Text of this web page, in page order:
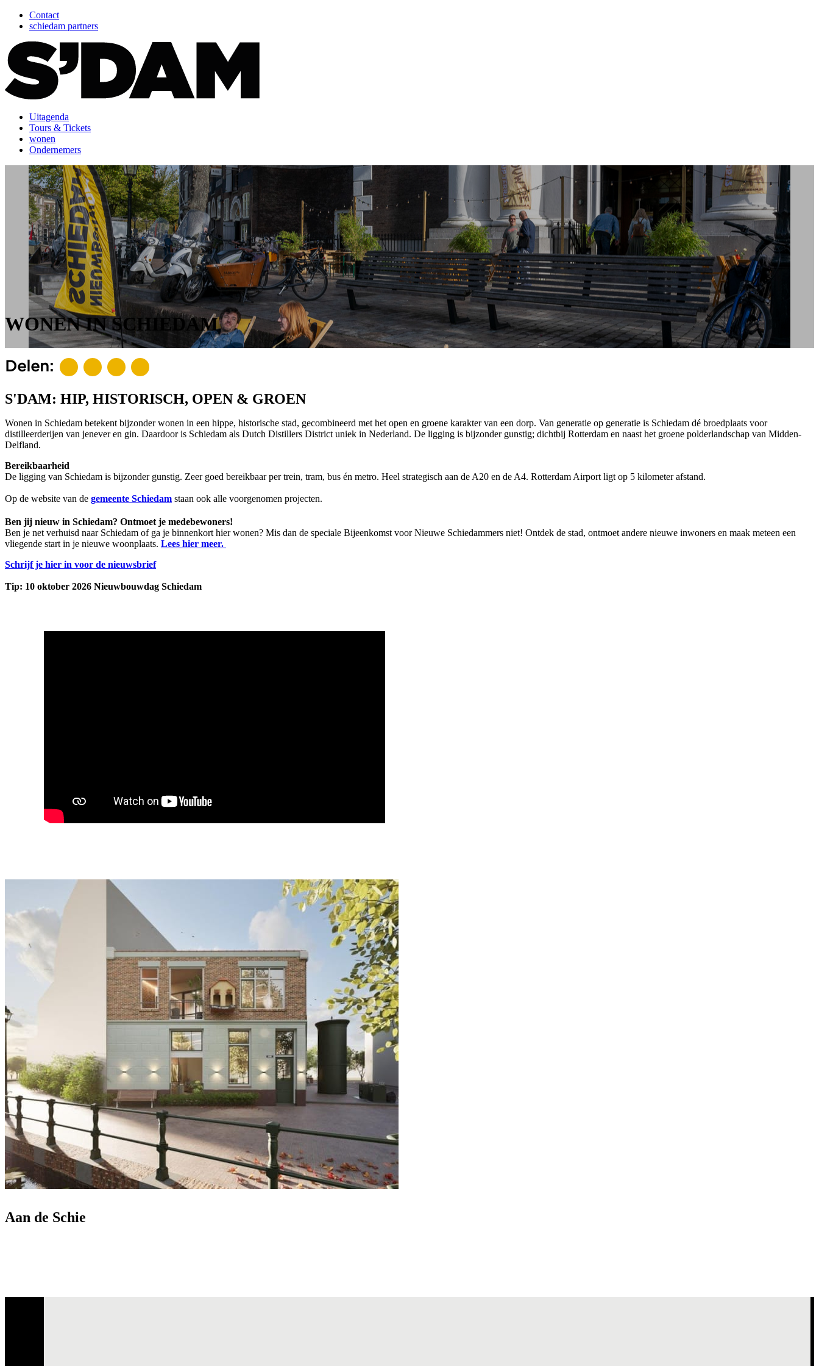
Contact
schiedam partners
Uitagenda
Tours & Tickets
wonen
Ondernemers
WONEN IN SCHIEDAM
Delen:
S'DAM: HIP, HISTORISCH, OPEN & GROEN
Wonen in Schiedam betekent bijzonder wonen in een hippe, historische stad, gecombineerd met het open en groene karakter van een dorp. Van generatie op generatie is Schiedam dé broedplaats voor
distilleerderijen van jenever en gin. Daardoor is Schiedam als Dutch Distillers District uniek in Nederland. De ligging is bijzonder gunstig; dichtbij Rotterdam en naast het groene polderlandschap van Midden-
Delfland.
Bereikbaarheid
De ligging van Schiedam is bijzonder gunstig. Zeer goed bereikbaar per trein, tram, bus én metro. Heel strategisch aan de A20 en de A4. Rotterdam Airport ligt op 5 kilometer afstand.
Op de website van de gemeente Schiedam staan ook alle voorgenomen projecten.
Ben jij nieuw in Schiedam? Ontmoet je medebewoners!
Ben je net verhuisd naar Schiedam of ga je binnenkort hier wonen? Mis dan de speciale Bijeenkomst voor Nieuwe Schiedammers niet! Ontdek de stad, ontmoet andere nieuwe inwoners en maak meteen een
vliegende start in je nieuwe woonplaats. Lees hier meer.
Schrijf je hier in voor de nieuwsbrief
Tip: 10 oktober 2026 Nieuwbouwdag Schiedam
Aan de Schie